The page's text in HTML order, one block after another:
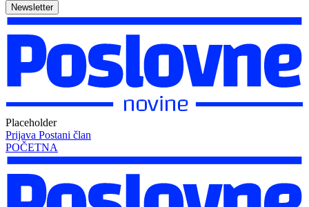
Newsletter
Placeholder
Prijava Postani član
POČETNA